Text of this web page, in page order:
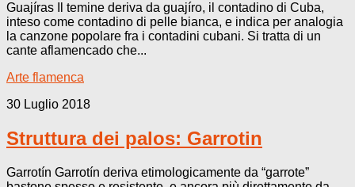
Guajíras Il temine deriva da guajíro, il contadino di Cuba,
inteso come contadino di pelle bianca, e indica per analogia
la canzone popolare fra i contadini cubani. Si tratta di un
cante aflamencado che...
Arte flamenca
30 Luglio 2018
Struttura dei palos: Garrotin
Garrotín Garrotín deriva etimologicamente da “garrote”